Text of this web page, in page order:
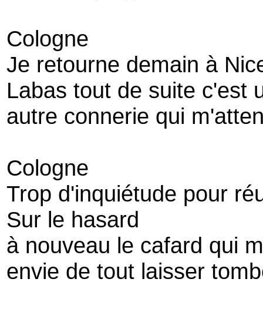
Cologne
Je retourne demain à
Labas tout de suite c'est
autre connerie qui
Cologne
Trop d'inquiétude pour
Sur le hasard
à nouveau le cafard qui
envie de tout laisser